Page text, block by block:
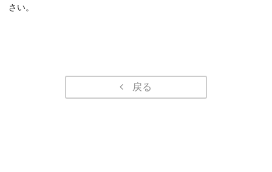
さい。
戻る